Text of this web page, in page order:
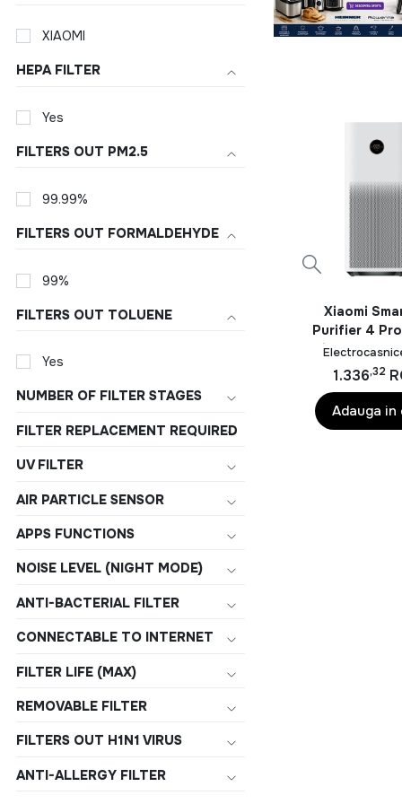
XIAOMI
HEPA FILTER
Yes
FILTERS OUT PM2.5
99.99%
FILTERS OUT FORMALDEHYDE
99%
FILTERS OUT TOLUENE
Yes
NUMBER OF FILTER STAGES
FILTER REPLACEMENT REQUIRED
UV FILTER
AIR PARTICLE SENSOR
APPS FUNCTIONS
NOISE LEVEL (NIGHT MODE)
ANTI-BACTERIAL FILTER
CONNECTABLE TO INTERNET
FILTER LIFE (MAX)
REMOVABLE FILTER
FILTERS OUT H1N1 VIRUS
ANTI-ALLERGY FILTER
Xiaomi
Purifier 4
Suitable for
to 35–60 m²,
1.336,32
Adauga in